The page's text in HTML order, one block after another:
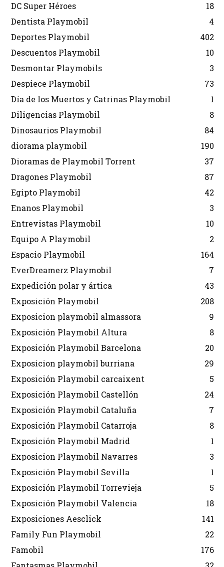
DC Super Héroes
18
Dentista Playmobil
4
Deportes Playmobil
402
Descuentos Playmobil
10
Desmontar Playmobils
3
Despiece Playmobil
73
Día de los Muertos y Catrinas Playmobil
1
Diligencias Playmobil
8
Dinosaurios Playmobil
84
diorama playmobil
190
Dioramas de Playmobil Torrent
37
Dragones Playmobil
87
Egipto Playmobil
42
Enanos Playmobil
3
Entrevistas Playmobil
10
Equipo A Playmobil
2
Espacio Playmobil
164
EverDreamerz Playmobil
7
Expedición polar y ártica
43
Exposición Playmobil
208
Exposicion playmobil almassora
9
Exposición Playmobil Altura
8
Exposición Playmobil Barcelona
20
Exposicion playmobil burriana
29
Exposición Playmobil carcaixent
5
Exposición Playmobil Castellón
24
Exposición Playmobil Cataluña
7
Exposición Playmobil Catarroja
8
Exposición Playmobil Madrid
1
Exposicion Playmobil Navarres
3
Exposición Playmobil Sevilla
1
Exposición Playmobil Torrevieja
5
Exposición Playmobil Valencia
18
Exposiciones Aesclick
141
Family Fun Playmobil
22
Famobil
176